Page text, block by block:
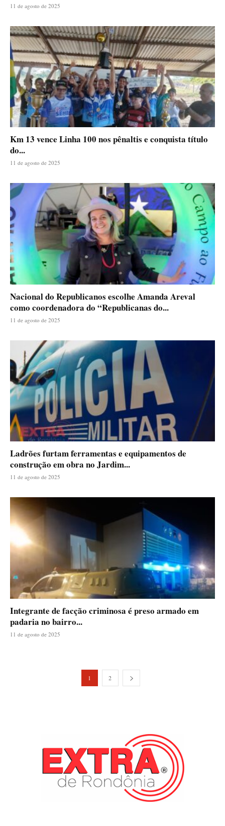
11 de agosto de 2025
Km 13 vence Linha 100 nos pênaltis e conquista título
do...
11 de agosto de 2025
Nacional do Republicanos escolhe Amanda Areval
como coordenadora do “Republicanas do...
11 de agosto de 2025
Ladrões furtam ferramentas e equipamentos de
construção em obra no Jardim...
11 de agosto de 2025
Integrante de facção criminosa é preso armado em
padaria no bairro...
11 de agosto de 2025
1 2